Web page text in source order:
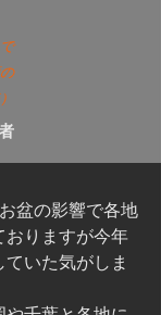
盆の影響で各地
おりますが今年
いた気がしま